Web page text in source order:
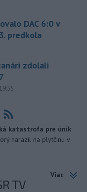
DAC 6:0 v
predkola
zdolali
katastrofa pre únik
narazil na plytčinu v
Viac
TV